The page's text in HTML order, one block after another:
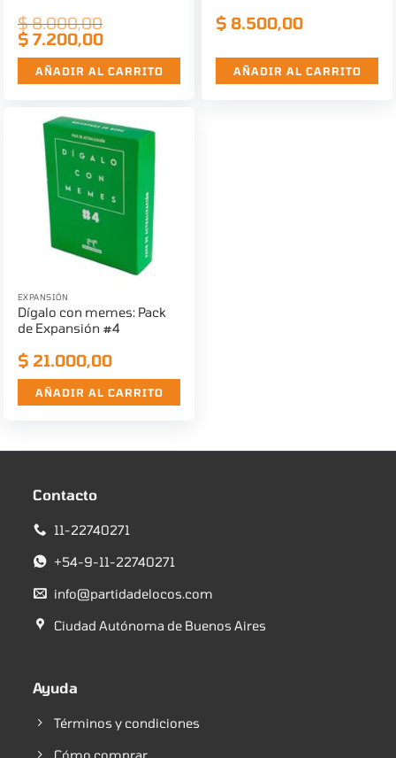
$8.000,00
El
precio
original
$ 8.000,00.
$ 7.200,00El
precio
actual
es:
$ 7.200,00.
AÑADIR AL CARRITO
$ 8.500,00
AÑADIR AL CARRITO
EXPANSIÓN
Dígalo con memes: Pack
de Expansión #4
$ 21.000,00
AÑADIR AL CARRITO
Contacto
11-22740271
+54-9-11-22740271
info@partidadelocos.com
Ciudad Autónoma de Buenos Aires
Ayuda
Términos y condiciones